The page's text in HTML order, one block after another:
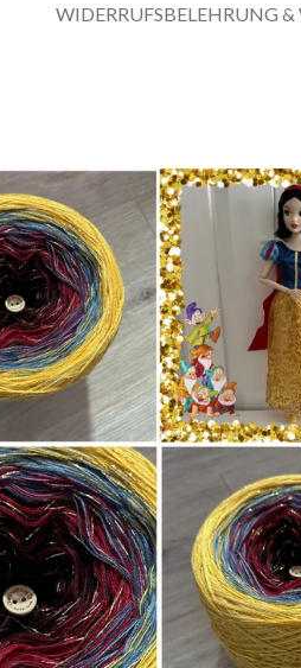
WIDERRUFSBELEHRUNG